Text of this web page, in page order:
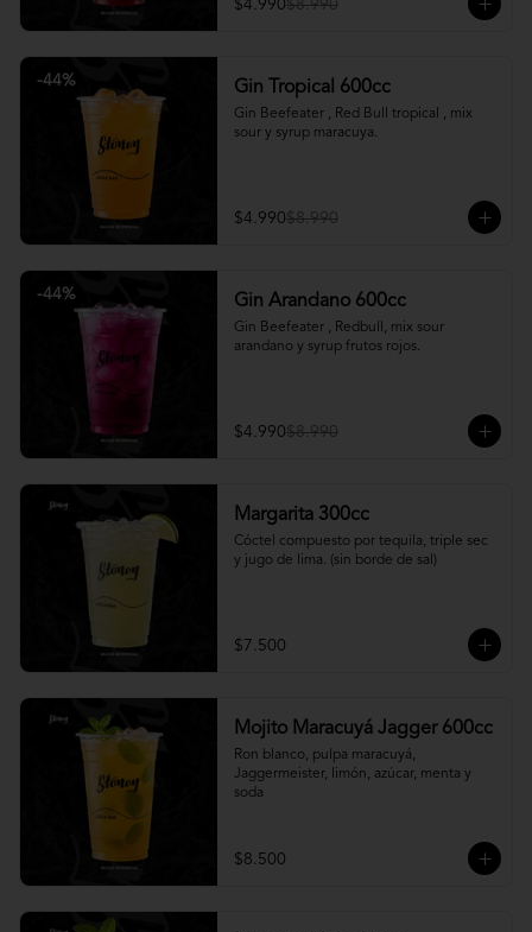
$4.990$8.990
-44% Gin Tropical 600cc
Gin Beefeater , Red Bull tropical , mix
sour y syrup maracuya.
$4.990$8.990
-44% Gin Arandano 600cc
Gin Beefeater , Redbull, mix sour
arandano y syrup frutos rojos.
$4.990$8.990
Margarita 300cc
Cóctel compuesto por tequila, triple sec
y jugo de lima. (sin borde de sal)
$7.500
Mojito Maracuyá Jagger 600cc
Ron blanco, pulpa maracuyá,
Jaggermeister, limón, azúcar, menta y
soda
$8.500